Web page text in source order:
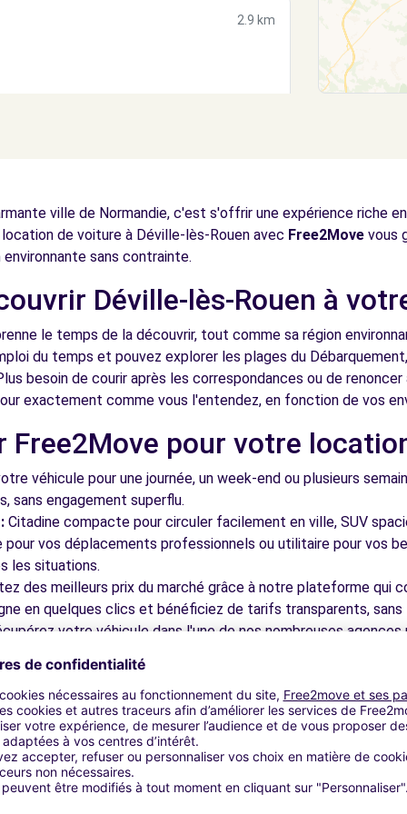
2.9 km
5.7 km
5.7 km
ville de Normandie, c'est s'offrir une expérience riche
de voiture à Déville-lès-Rouen avec Free2Move vous
sans contrainte.
Déville-lès-Rouen à
le temps de la découvrir, tout comme sa région
du temps et pouvez explorer les plages du
besoin de courir après les correspondances ou de renoncer
exactement comme vous l'entendez, en fonction de vos
Free2Move pour votre
véhicule pour une journée, un week-end ou plusieurs
sans engagement superflu.
Citadine compacte pour circuler facilement en ville, SUV
vos déplacements professionnels ou utilitaire pour vos
les situations.
des meilleurs prix du marché grâce à notre plateforme qui
en quelques clics et bénéficiez de tarifs transparents, sans
votre véhicule dans l'une de nos nombreuses
plateforme intuitive vous permet de réserver votre
pour répondre à toutes vos questions et vous
à découvrir à Déville-lès-